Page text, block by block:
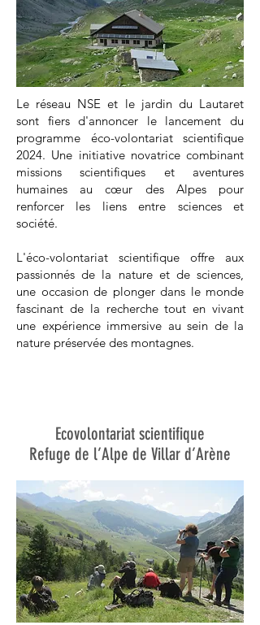
Le réseau NSE et le jardin du Lautaret
sont fiers d'annoncer le lancement du
programme éco-volontariat scientifique
2024. Une initiative novatrice combinant
missions scientifiques et aventures
humaines au cœur des Alpes pour
renforcer les liens entre sciences et
société.
L'éco-volontariat scientifique offre aux
passionnés de la nature et de sciences,
une occasion de plonger dans le monde
fascinant de la recherche tout en vivant
une expérience immersive au sein de la
nature préservée des montagnes.
Ecovolontariat scientifique
Refuge de l’Alpe de Villar d’Arène